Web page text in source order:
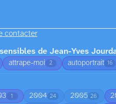
contacter
de Jean-Yves
attrape-moi 2 autoportrait 16
1 2004 24 2005 26